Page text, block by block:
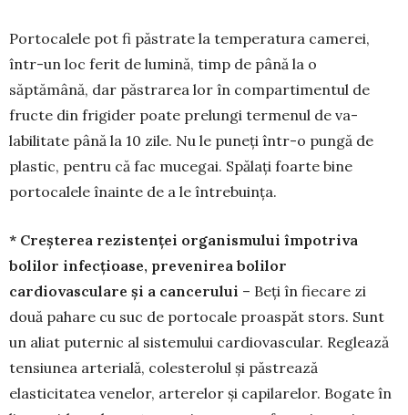
Portocalele pot fi păstrate la temperatura ca­merei,
într-un loc ferit de lumină, timp de până la o
săptămână, dar păstrarea lor în compartimentul de
fructe din frigider poate prelungi termenul de va­
labilitate până la 10 zile. Nu le puneți într-o pun­gă de
plastic, pentru că fac mucegai. Spălați foarte bine
portocalele înainte de a le întrebuința.
* Creșterea rezistenței organismului îm­potriva
bolilor infecțioase, prevenirea bo­­lilor
cardiovasculare și a cancerului – Beți în fie­care zi
două pahare cu suc de portocale proas­păt stors. Sunt
un aliat puternic al sistemului car­dio­vascular. Reglează
tensiunea arterială, coleste­rolul și păstrează
elasticitatea venelor, arterelor și capila­relor. Bogate în